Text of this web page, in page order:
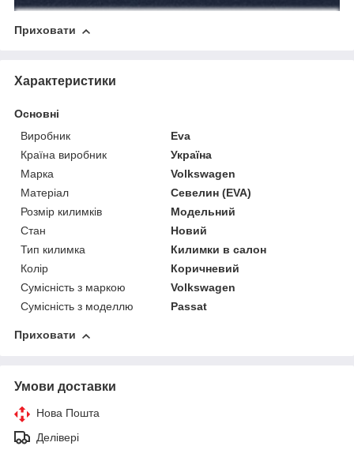
Приховати
Характеристики
Основні
Виробник
Eva
Країна виробник
Україна
Марка
Volkswagen
Матеріал
Севелин (EVA)
Розмір килимків
Модельний
Стан
Новий
Тип килимка
Килимки в салон
Колір
Коричневий
Сумісність з маркою
Volkswagen
Сумісність з моделлю
Passat
Приховати
Умови доставки
Нова Пошта
Делівері